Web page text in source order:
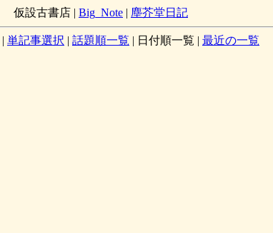
仮設古書店 | Big_Note | 塵芥堂日記
| 単記事選択 | 話題順一覧 | 日付順一覧 | 最近の一覧